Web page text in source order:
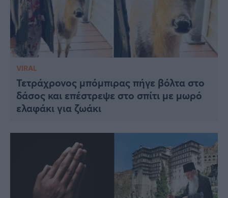
VIRAL
Τετράχρονος μπόμπιρας πήγε βόλτα στο
δάσος και επέστρεψε στο σπίτι με μωρό
ελαφάκι για ζωάκι